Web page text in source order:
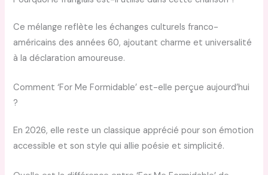
Ce mélange reflète les échanges culturels franco-
américains des années 60, ajoutant charme et universalité
à la déclaration amoureuse.
Comment ‘For Me Formidable’ est-elle perçue aujourd’hui
?
En 2026, elle reste un classique apprécié pour son émotion
accessible et son style qui allie poésie et simplicité.